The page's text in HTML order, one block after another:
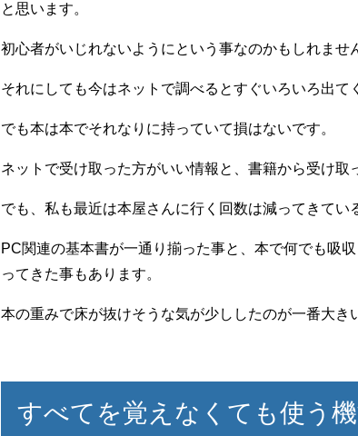
と思います。
初心者がいじれないようにという事なのかもしれませ
それにしても今はネットで調べるとすぐいろいろ出て
でも本は本でそれなりに持っていて損はないです。
ネットで受け取った方がいい情報と、書籍から受け取
でも、私も最近は本屋さんに行く回数は減ってきてい
PC関連の基本書が一通り揃った事と、本で何でも吸
ってきた事もあります。
本の重みで床が抜けそうな気が少ししたのが一番大き
すべてを覚えなくても使う